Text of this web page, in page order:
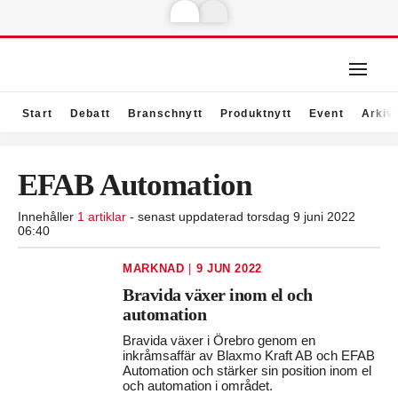
Start Debatt Branschnytt Produktnytt Event Arkiv
EFAB Automation
Innehåller 1 artiklar - senast uppdaterad torsdag 9 juni 2022
06:40
MARKNAD 9 JUN 2022
Bravida växer inom el och
automation
Bravida växer i Örebro genom en
inkråmsaffär av Blaxmo Kraft AB och EFAB
Automation och stärker sin position inom el
och automation i området.